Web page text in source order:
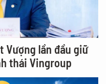
Vượng lần đầu giữ
thái Vingroup